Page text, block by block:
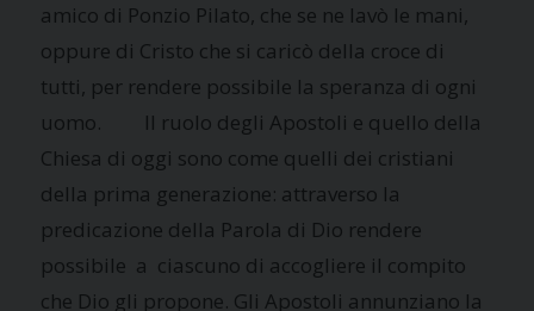
amico di Ponzio Pilato, che se ne lavò le mani,
oppure di Cristo che si caricò della croce di
tutti, per rendere possibile la speranza di ogni
uomo. Il ruolo degli Apostoli e quello della
Chiesa di oggi sono come quelli dei cristiani
della prima generazione: attraverso la
predicazione della Parola di Dio rendere
possibile a ciascuno di accogliere il compito
che Dio gli propone. Gli Apostoli annunziano la